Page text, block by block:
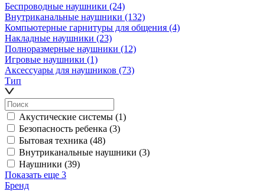
Беспроводные наушники (24)
Внутриканальные наушники (132)
Компьютерные гарнитуры для общения (4)
Накладные наушники (23)
Полноразмерные наушники (12)
Игровые наушники (1)
Аксессуары для наушников (73)
Тип
Акустические системы (1)
Безопасность ребенка (3)
Бытовая техника (48)
Внутриканальные наушники (3)
Наушники (39)
Показать еще 3
Бренд